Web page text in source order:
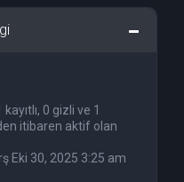
0 gizli ve 1
itibaren aktif olan
Eki 30, 2025 3:25 am